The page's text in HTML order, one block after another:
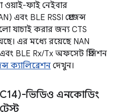
ওয়াই-ফাই নেইবার
এবং BLE RSSI প্রেজেন্স
যাচাই করার জন্য CTS
এর মধ্যে রয়েছে NAN
BLE Rx/Tx অফসেট প্রিসিশন
ক্যালিব্রেশন দেখুন।
ভিডিও এনকোডিং